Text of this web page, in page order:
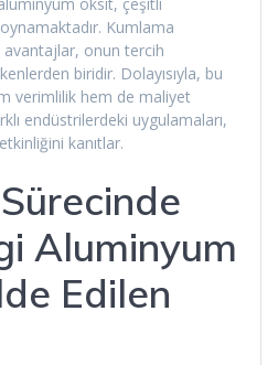
Kumlama
avantajlar, onun tercih
biridir. Dolayısıyla, bu
verimlilik hem de maliyet
endüstrilerdeki uygulamaları,
kanıtlar.
Aluminyum
Edilen